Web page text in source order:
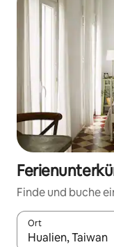
Finde und buche
Ort
Wenn Ergebnisse